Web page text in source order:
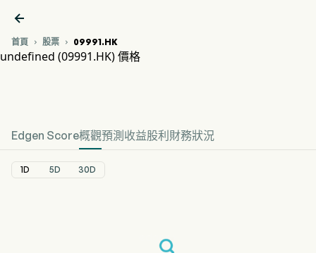

首頁  股票  09991.HK
undefined (09991.HK) 價格
Edgen Score概觀預測 收益股利 財務狀況
1D 5D 30D